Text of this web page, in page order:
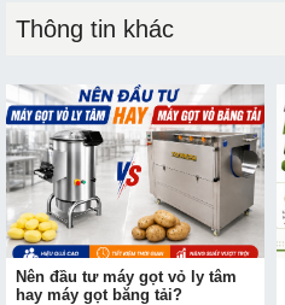
Thông tin khác
Nên đầu tư máy gọt vỏ ly tâm
hay máy gọt băng tải?